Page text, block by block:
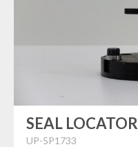
SEAL LOCATOR
UP-5P1733